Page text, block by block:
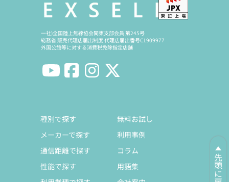
先頭に戻る
一社)全国陸上無線協会関東支部会員 第245号
総務省 販売代理店届出制度 代理店届出番号C1909977
外国公館等に対する消費税免除指定店舗
種別で探す
メーカーで探す
通信距離で探す
性能で探す
無料お試し
利用事例
コラム
用語集